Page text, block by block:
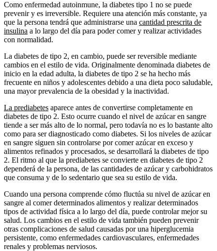
Como enfermedad autoinmune, la diabetes tipo 1 no se puede
prevenir y es irreversible. Requiere una atención más constante, ya
que la persona tendrá que administrarse una cantidad prescrita de
insulina a lo largo del día para poder comer y realizar actividades
con normalidad.
La diabetes de tipo 2, en cambio, puede ser reversible mediante
cambios en el estilo de vida. Originalmente denominada diabetes de
inicio en la edad adulta, la diabetes de tipo 2 se ha hecho más
frecuente en niños y adolescentes debido a una dieta poco saludable,
una mayor prevalencia de la obesidad y la inactividad.
La prediabetes aparece antes de convertirse completamente en
diabetes de tipo 2. Esto ocurre cuando el nivel de azúcar en sangre
tiende a ser más alto de lo normal, pero todavía no es lo bastante alto
como para ser diagnosticado como diabetes. Si los niveles de azúcar
en sangre siguen sin controlarse por comer azúcar en exceso y
alimentos refinados y procesados, se desarrollará la diabetes de tipo
2. El ritmo al que la prediabetes se convierte en diabetes de tipo 2
dependerá de la persona, de las cantidades de azúcar y carbohidratos
que consuma y de lo sedentario que sea su estilo de vida.
Cuando una persona comprende cómo fluctúa su nivel de azúcar en
sangre al comer determinados alimentos y realizar determinados
tipos de actividad física a lo largo del día, puede controlar mejor su
salud. Los cambios en el estilo de vida también pueden prevenir
otras complicaciones de salud causadas por una hiperglucemia
persistente, como enfermedades cardiovasculares, enfermedades
renales y problemas nerviosos.